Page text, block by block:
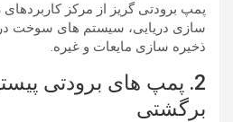
پمپ برودتی گریز از مرکز کاربردهای
سازی دریایی، سیستم های سوخت
ذخیره سازی مایعات و غیره.
2. پمپ های برودتی
برگشتی